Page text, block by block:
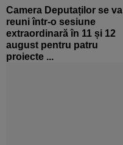
Camera Deputaților se va
reuni într-o sesiune
extraordinară în 11 și 12
august pentru patru
proiecte ...